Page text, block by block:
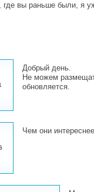
где вы раньше были, я
Добрый день.
Не можем
обновляется.
Чем они